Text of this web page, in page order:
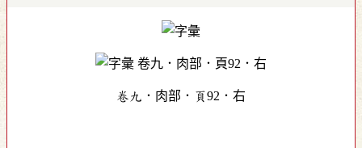
卷九．肉部．頁92．右